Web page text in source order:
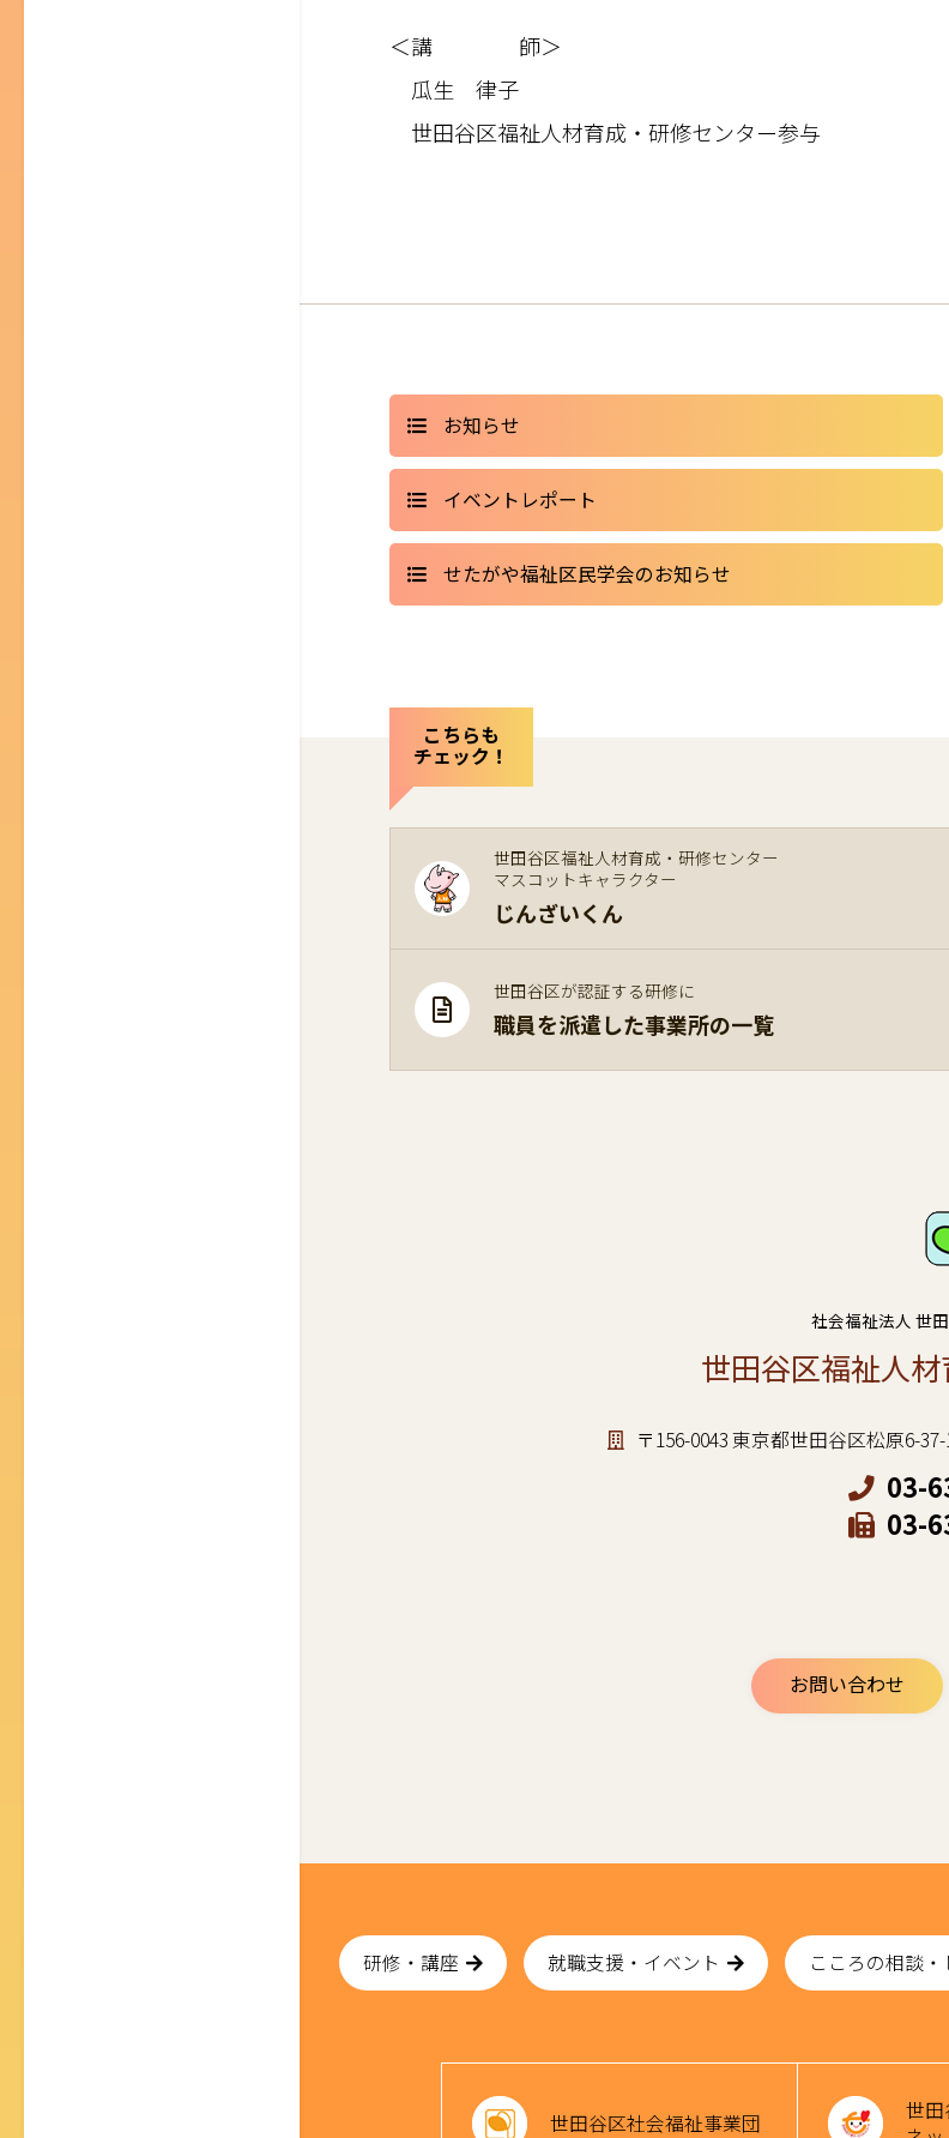
＜講 師＞
瓜生 律子
世田谷区福祉人材育成・研修センター参与
お知らせ
イベントレポート
せたがや福祉区民学会のお知らせ
こちらも
チェック！
世田谷区福祉人材育成・研修センター
マスコットキャラクター
じんざいくん
世田谷区が認証する研修に
職員を派遣した事業所の一覧
社会福祉法人 世
世田谷区福祉人
〒156-0043 東京都世田谷区松原6-
03-
03-
お問い合わせ
研修・講座 就職支援・イベント こころの相談
世田谷区社会福祉事業団
世田